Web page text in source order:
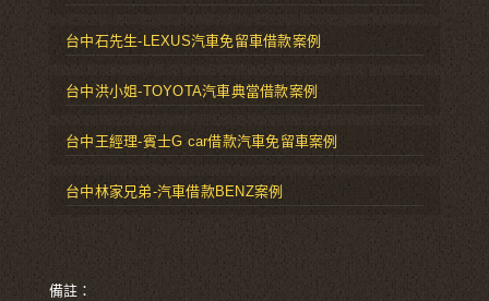
台中石先生-LEXUS汽車免留車借款案例
台中洪小姐-TOYOTA汽車典當借款案例
台中王經理-賓士G car借款汽車免留車案例
台中林家兄弟-汽車借款BENZ案例
備註：